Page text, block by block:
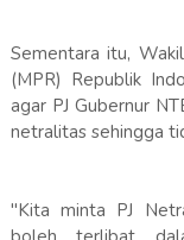
Sementara itu,
(MPR) Republik
agar PJ Gubernur
netralitas sehingga
"Kita minta PJ